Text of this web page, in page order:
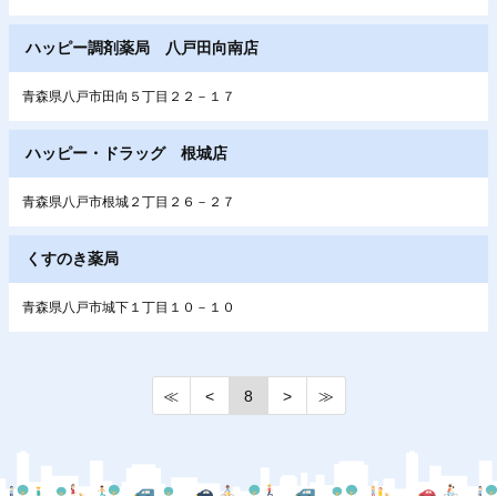
ハッピー調剤薬局 八戸田向南店
青森県八戸市田向５丁目２２－１７
ハッピー・ドラッグ 根城店
青森県八戸市根城２丁目２６－２７
くすのき薬局
青森県八戸市城下１丁目１０－１０
≪ < 8 > ≫